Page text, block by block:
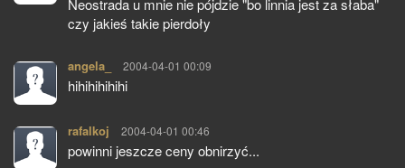
Neostrada u mnie nie pójdzie "bo linnia jest za słaba"
czy jakieś takie pierdoły
angela_ pisze:
2004-04-01 00:09
hihihihihihi
rafalkoj pisze:
2004-04-01 00:46
powinni jeszcze ceny obnirzyć...